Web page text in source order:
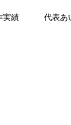
実績 代表あ